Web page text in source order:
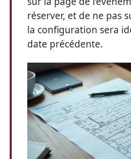
réserver, et de ne pas
la configuration sera
date précédente.